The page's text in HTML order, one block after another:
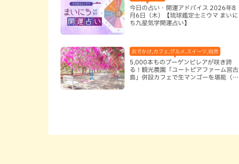
今日の占い・開運アドバイス 2026年8
月6日（木）【琉球鑑定士ミウマ まいに
ち九星気学開運占い】
おでかけ,カフェ,グルメ,スイーツ,自然
5,000本ものブーゲンビレアが咲き誇
る！観光農園「ユートピアファーム宮古
島」併設カフェで生マンゴーを堪能（宮